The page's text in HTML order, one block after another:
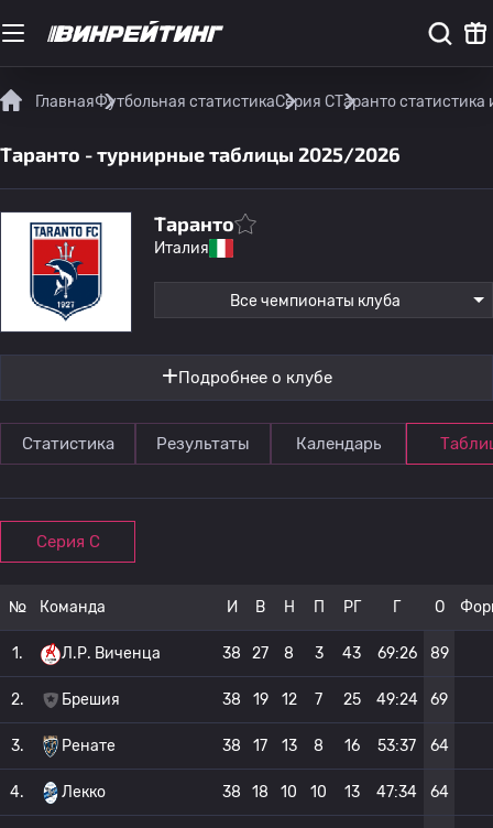
ГлавнаяФутбольная статистикаСерия CТаранто
Таранто - турнирные таблицы 2025/2026
Таранто
Италия
Все чемпионаты клуба
Подробнее о клубе
Статистика Результаты Календарь
Серия C
№ Команда И В Н П РГ Г О
1. Л.Р. Виченца 38 27 8 3 43 69:26 89
2. Брешия 38 19 12 7 25 49:24 69
3. Ренате 38 17 13 8 16 53:37 64
4. Лекко 38 18 10 10 13 47:34 64